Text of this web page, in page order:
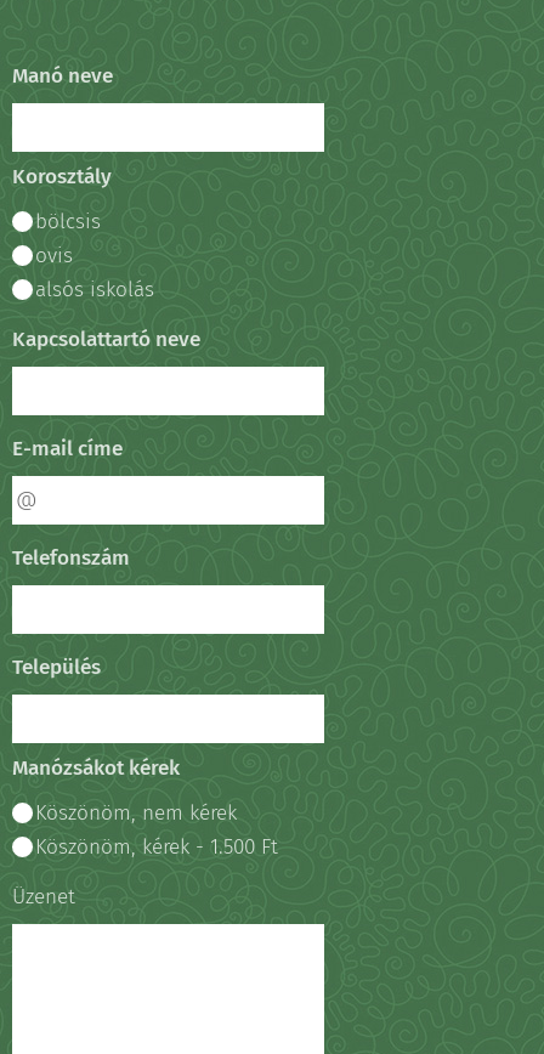
Manó neve
Korosztály
bölcsis
ovis
alsós iskolás
Kapcsolattartó neve
E-mail címe
Telefonszám
Település
Manózsákot kérek
Köszönöm, nem kérek
Köszönöm, kérek - 1.500 Ft
Üzenet